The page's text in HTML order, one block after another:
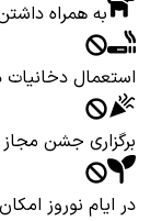
به همراه
استعمال
برگزاری جشن
در ایام نوروز